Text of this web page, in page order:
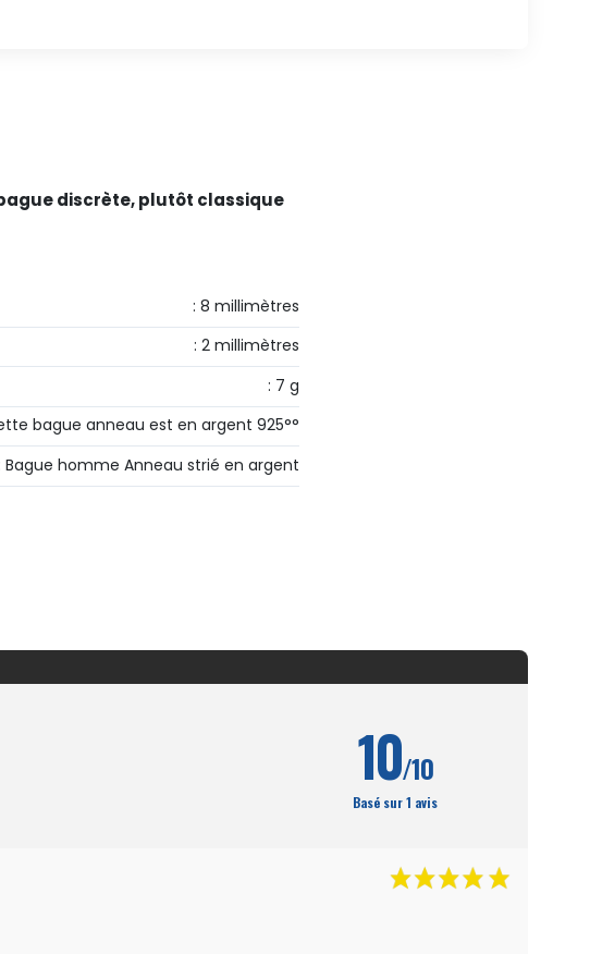
discrète, plutôt classique
: 8 millimètres
: 2 millimètres
: 7 g
bague anneau est en argent 925°°
Bague homme Anneau strié en argent
10/10
Basé sur 1 avis